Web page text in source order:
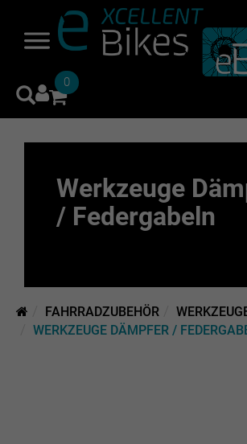
0
Werkzeuge
/ Federgabeln
FAHRRADZUBEHÖR
WERKZEUGE DÄMPFER /